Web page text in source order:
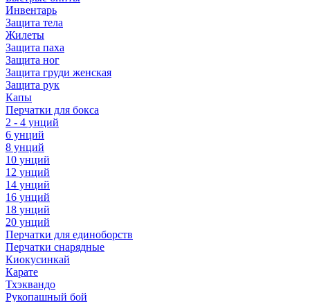
Инвентарь
Защита тела
Жилеты
Защита паха
Защита ног
Защита груди женская
Защита рук
Капы
Перчатки для бокса
2 - 4 унций
6 унций
8 унций
10 унций
12 унций
14 унций
16 унций
18 унций
20 унций
Перчатки для единоборств
Перчатки снарядные
Киокусинкай
Карате
Тхэквандо
Рукопашный бой